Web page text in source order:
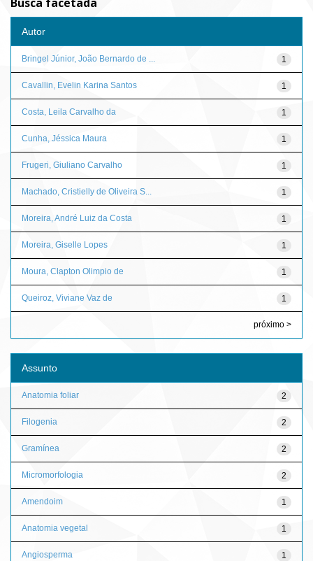
Autor
1
Bringel Júnior, João Bernardo de ...
1
Cavallin, Evelin Karina Santos
1
Costa, Leila Carvalho da
1
Cunha, Jéssica Maura
1
Frugeri, Giuliano Carvalho
1
Machado, Cristielly de Oliveira S...
1
Moreira, André Luiz da Costa
1
Moreira, Giselle Lopes
1
Moura, Clapton Olimpio de
1
Queiroz, Viviane Vaz de
próximo >
Assunto
2
Anatomia foliar
2
Filogenia
2
Gramínea
2
Micromorfologia
1
Amendoim
1
Anatomia vegetal
1
Angiosperma